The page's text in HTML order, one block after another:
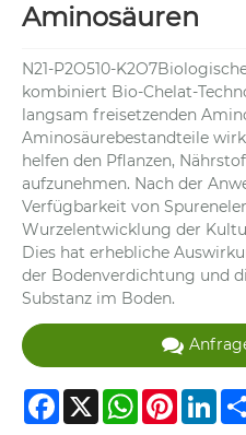
Aminosäuren
N21-P2O510-
kombiniert Bio-Chelat-
langsam freisetzenden
Aminosäurebestandteile
helfen den Pflanzen,
aufzunehmen. Nach der
Verfügbarkeit von
Wurzelentwicklung der
Dies hat erhebliche
der Bodenverdichtung und
Substanz im Boden.
Facebook
X WhatsApp
Pinterest